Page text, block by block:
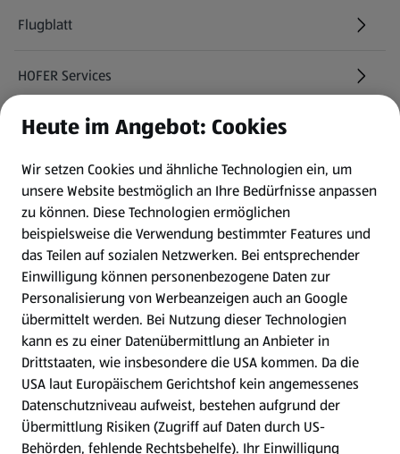
Flugblatt
HOFER Services
Newsletter
WhatsApp
Gewinnspiele
Mein HOFER. Meine Einkäufe.
Meine Meinung. Mein HOFER.
Gutscheingroßbestellung
(öffnet in einem neuen Tab)
Folge uns hier:
Heute im Angebot: Cookies
Wir setzen Cookies und ähnliche Technologien ein, um
unsere Website bestmöglich an Ihre Bedürfnisse anpassen
zu können. Diese Technologien ermöglichen
beispielsweise die Verwendung bestimmter Features und
das Teilen auf sozialen Netzwerken. Bei entsprechender
Einwilligung können personenbezogene Daten zur
Personalisierung von Werbeanzeigen auch an Google
übermittelt werden. Bei Nutzung dieser Technologien
kann es zu einer Datenübermittlung an Anbieter in
Drittstaaten, wie insbesondere die USA kommen. Da die
USA laut Europäischem Gerichtshof kein angemessenes
Datenschutzniveau aufweist, bestehen aufgrund der
Übermittlung Risiken (Zugriff auf Daten durch US-
Behörden, fehlende Rechtsbehelfe). Ihr Einwilligung